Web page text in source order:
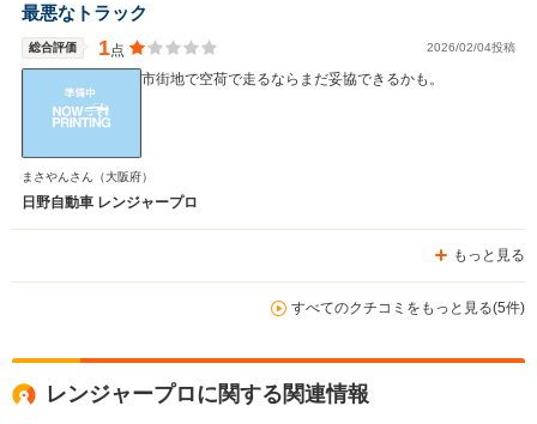
最悪なトラック
総合評価 1点 2026/02/04投稿
市街地で空荷で走るならまだ妥協できるかも。
まさやんさん （大阪府）
日野自動車 レンジャープロ
もっと見る
すべてのクチコミをもっと見る(5件)
レンジャープロに関する関連情報